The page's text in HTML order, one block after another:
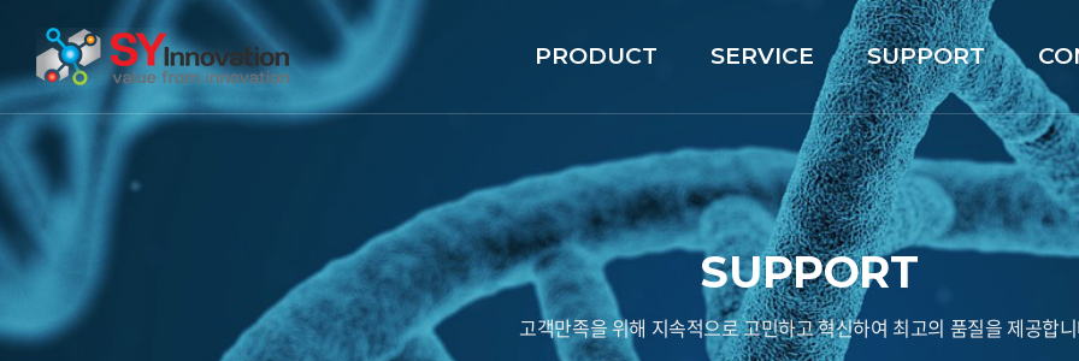
PRODUCT SERVICE SUPPORT
SUPPORT
고객만족을 위해 지속적으로 고민하고 혁신하여 최고의 품질을 제공합